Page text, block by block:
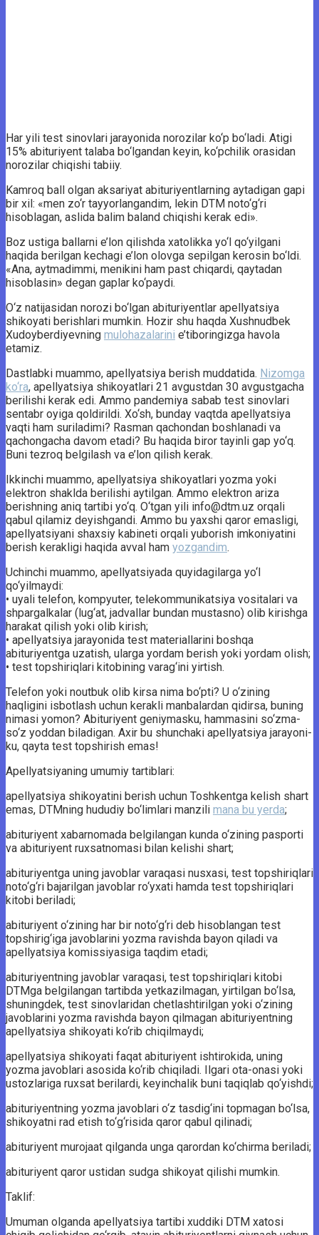
Har yili test sinovlari jarayonida norozilar ko‘p bo‘ladi. Atigi
15% abituriyent talaba bo‘lgandan keyin, ko‘pchilik orasidan
norozilar chiqishi tabiiy.
Kamroq ball olgan aksariyat abituriyentlarning aytadigan gapi
bir xil: «men zo‘r tayyorlangandim, lekin DTM noto‘g‘ri
hisoblagan, aslida balim baland chiqishi kerak edi».
Boz ustiga ballarni e’lon qilishda xatolikka yo‘l qo‘yilgani
haqida berilgan kechagi e’lon olovga sepilgan kerosin bo‘ldi.
«Ana, aytmadimmi, menikini ham past chiqardi, qaytadan
hisoblasin» degan gaplar ko‘paydi.
O‘z natijasidan norozi bo‘lgan abituriyentlar apellyatsiya
shikoyati berishlari mumkin. Hozir shu haqda Xushnudbek
Xudoyberdiyevning mulohazalarini e’tiboringizga havola
etamiz.
Dastlabki muammo, apellyatsiya berish muddatida. Nizomga
ko‘ra, apellyatsiya shikoyatlari 21 avgustdan 30 avgustgacha
berilishi kerak edi. Ammo pandemiya sabab test sinovlari
sentabr oyiga qoldirildi. Xo‘sh, bunday vaqtda apellyatsiya
vaqti ham suriladimi? Rasman qachondan boshlanadi va
qachongacha davom etadi? Bu haqida biror tayinli gap yo‘q.
Buni tezroq belgilash va e’lon qilish kerak.
Ikkinchi muammo, apellyatsiya shikoyatlari yozma yoki
elektron shaklda berilishi aytilgan. Ammo elektron ariza
berishning aniq tartibi yo‘q. O‘tgan yili info@dtm.uz orqali
qabul qilamiz deyishgandi. Ammo bu yaxshi qaror emasligi,
apellyatsiyani shaxsiy kabineti orqali yuborish imkoniyatini
berish kerakligi haqida avval ham yozgandim.
Uchinchi muammo, apellyatsiyada quyidagilarga yo‘l
qo‘yilmaydi:
• uyali telefon, kompyuter, telekommunikatsiya vositalari va
shpargalkalar (lug‘at, jadvallar bundan mustasno) olib kirishga
harakat qilish yoki olib kirish;
• apellyatsiya jarayonida test materiallarini boshqa
abituriyentga uzatish, ularga yordam berish yoki yordam olish;
• test topshiriqlari kitobining varag‘ini yirtish.
Telefon yoki noutbuk olib kirsa nima bo‘pti? U o‘zining
haqligini isbotlash uchun kerakli manbalardan qidirsa, buning
nimasi yomon? Abituriyent geniymasku, hammasini so‘zma-
so‘z yoddan biladigan. Axir bu shunchaki apellyatsiya jarayoni-
ku, qayta test topshirish emas!
Apellyatsiyaning umumiy tartiblari:
apellyatsiya shikoyatini berish uchun Toshkentga kelish shart
emas, DTMning hududiy bo‘limlari manzili mana bu yerda;
abituriyent xabarnomada belgilangan kunda o‘zining pasporti
va abituriyent ruxsatnomasi bilan kelishi shart;
abituriyentga uning javoblar varaqasi nusxasi, test topshiriqlari
noto‘g‘ri bajarilgan javoblar ro‘yxati hamda test topshiriqlari
kitobi beriladi;
abituriyent o‘zining har bir noto‘g‘ri deb hisoblangan test
topshirig‘iga javoblarini yozma ravishda bayon qiladi va
apellyatsiya komissiyasiga taqdim etadi;
abituriyentning javoblar varaqasi, test topshiriqlari kitobi
DTMga belgilangan tartibda yetkazilmagan, yirtilgan bo‘lsa,
shuningdek, test sinovlaridan chetlashtirilgan yoki o‘zining
javoblarini yozma ravishda bayon qilmagan abituriyentning
apellyatsiya shikoyati ko‘rib chiqilmaydi;
apellyatsiya shikoyati faqat abituriyent ishtirokida, uning
yozma javoblari asosida ko‘rib chiqiladi. Ilgari ota-onasi yoki
ustozlariga ruxsat berilardi, keyinchalik buni taqiqlab qo‘yishdi;
abituriyentning yozma javoblari o‘z tasdig‘ini topmagan bo‘lsa,
shikoyatni rad etish to‘g‘risida qaror qabul qilinadi;
abituriyent murojaat qilganda unga qarordan ko‘chirma beriladi;
abituriyent qaror ustidan sudga shikoyat qilishi mumkin.
Taklif:
Umuman olganda apellyatsiya tartibi xuddiki DTM xatosi